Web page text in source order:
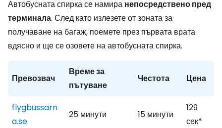
Автобусната спирка се намира непосредствено пред
терминала. След като излезете от зоната за
получаване на багаж, поемете през първата врата
вдясно и ще се озовете на автобусната спирка.
Превозвач
Време за
пътуване
Честота Цена
flygbussarn
a.se
25 минути 15 минути
129
сек*